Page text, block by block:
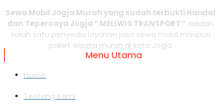
Sewa Mobil Jogja Murah yang sudah terbukti Handal
dan Tepercaya Jogja ” MELIWIS TRANSPORT “ adalah
salah satu penyedia layanan jasa sewa mobil maupun
paket wisata murah di kota Jogja
Menu Utama
Home
Tentang Kami